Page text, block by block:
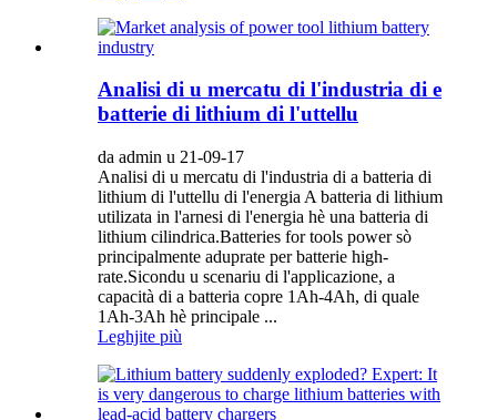
Analisi di u mercatu di l'industria di e
batterie di lithium di l'uttellu
da admin u 21-09-17
Analisi di u mercatu di l'industria di a batteria di
lithium di l'uttellu di l'energia A batteria di lithium
utilizata in l'arnesi di l'energia hè una batteria di
lithium cilindrica.Batteries for tools power sò
principalmente aduprate per batterie high-
rate.Sicondu u scenariu di l'applicazione, a
capacità di a batteria copre 1Ah-4Ah, di quale
1Ah-3Ah hè principale ...
Leghjite più